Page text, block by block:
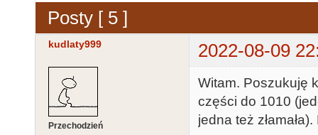
Posty [ 5 ]
kudlaty999 2022-08-09
Przechodzień
Witam. Poszukuję
części do 1010
jedna też